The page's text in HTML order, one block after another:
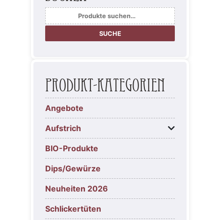
Suche
nach:
SUCHE
Produkt-Kategorien
Angebote
Aufstrich
BIO-Produkte
Dips/Gewürze
Neuheiten 2026
Schlickertüten